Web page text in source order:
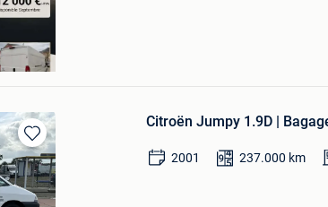
Sauvegarder
dans
Mes
Favoris
Citroën Jumpy 1.9D |
2001 237.000 km